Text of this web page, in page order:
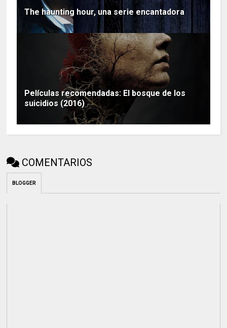
The haunting hour, una serie encantadora
Películas recomendadas: El bosque de los
suicidios (2016)
COMENTARIOS
BLOGGER